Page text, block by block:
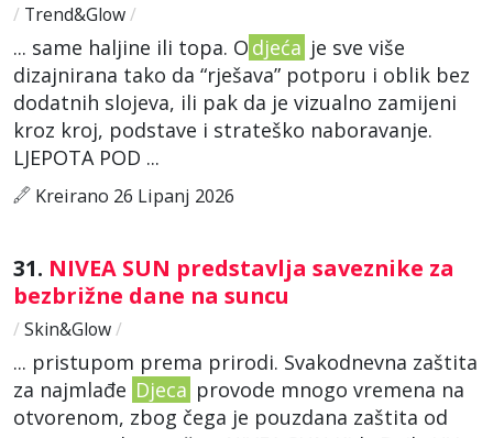
/ Trend&Glow/
... same haljine ili topa. O djeća je sve više
dizajnirana tako da “rješava” potporu i oblik bez
dodatnih slojeva, ili pak da je vizualno zamijeni
kroz kroj, podstave i strateško naboravanje.
LJEPOTA POD ...
Kreirano 26 Lipanj 2026
31. NIVEA SUN predstavlja saveznike za
bezbrižne dane na suncu
/ Skin&Glow/
... pristupom prema prirodi. Svakodnevna zaštita
za najmlađe Djeca provode mnogo vremena na
otvorenom, zbog čega je pouzdana zaštita od